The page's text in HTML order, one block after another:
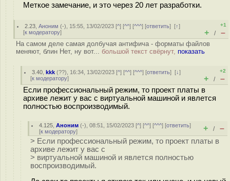
Меткое замечание, и это через 20 лет разработки.
2.23 ,Аноним (-), 15:55, 13/02/2023 [^] [^^] [^^^] [ответить][↑]
[к модератору]
+1
+ / –
На самом деле самая долбучая антифича - форматы файлов
меняют, блин Нет, ну вот... большой текст свёрнут, показать
3.40 ,kkk (??), 16:34, 13/02/2023 [^] [^^] [^^^] [ответить][↓]
[к модератору]
+2
+ / –
Если профессиональный режим, то проект платы в
архиве лежит у вас с виртуальной машиной и явлется
полностью воспроизводимый.
4.125 ,Аноним (-), 08:51, 15/02/2023 [^] [^^] [^^^] [ответить]
[к модератору] + / –
> Если профессиональный режим, то проект платы в
архиве лежит у вас с
> виртуальной машиной и явлется полностью
воспроизводимый.